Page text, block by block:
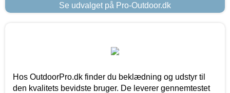
Se udvalget på Pro-Outdoor.dk
Hos OutdoorPro.dk finder du beklædning og udstyr til
den kvalitets bevidste bruger. De leverer gennemtestet